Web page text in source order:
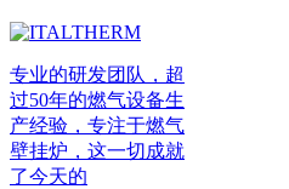
专业的研发团队，超
过50年的燃气设备生
产经验，专注于燃气
壁挂炉，这一切成就
了今天的